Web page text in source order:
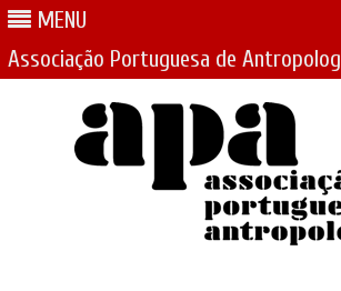
MENU
Associação Portuguesa de